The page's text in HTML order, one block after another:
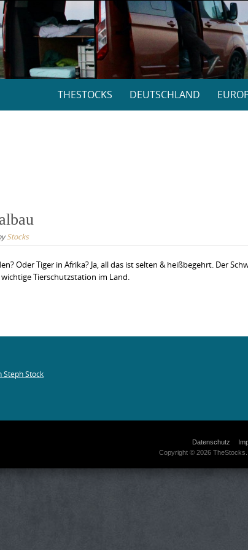
THESTOCKS DEUTSCHLAND
Stocks
Oder Tiger in Afrika? Ja, all das ist selten & heißbegehrt. Der
Tierschutzstation im Land.
Steph Stock
Datenschutz
Copyright © 2026 TheStocks.